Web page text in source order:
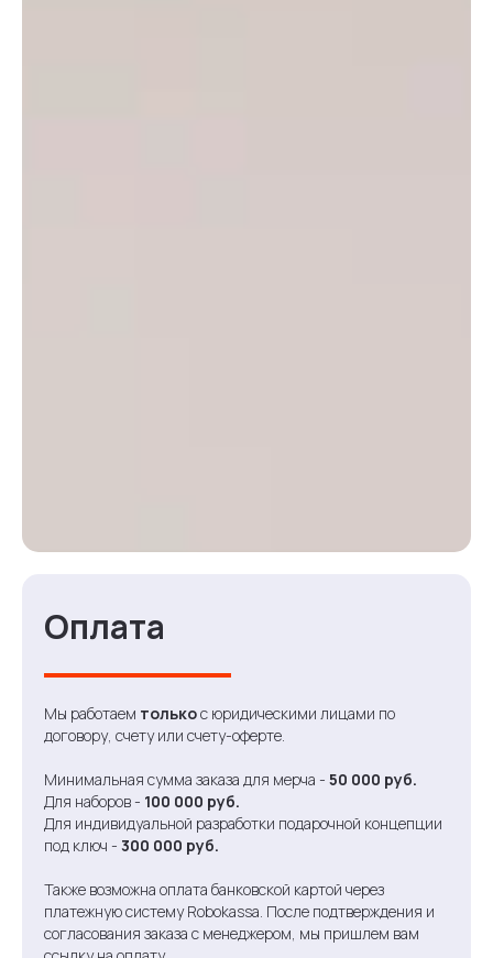
Оплата
Мы работаем толькос юридическими лицами по
договору, счету или счету-оферте.
Минимальная сумма заказа для мерча - 50 000 руб.
Для наборов - 100 000 руб.
Для индивидуальной разработки подарочной концепции
под ключ - 300 000 руб.
Также возможна оплата банковской картой через
платежную систему Robokassa. После подтверждения и
согласования заказа с менеджером, мы пришлем вам